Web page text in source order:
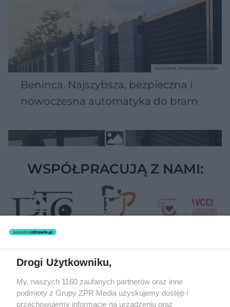
Beninca. Najszybsza, bezpieczna i
nowoczesna automatyka do bram
MATERIAŁ SPONSOROWANY
WSPÓŁPRACUJĄ Z NAMI:
Żaden utwór zamieszczony w serwisie nie może być powielany i
rozpowszechniany lub dalej rozpowszechniany w jakikolwiek sposób
(w tym także elektroniczny lub mechaniczny) na jakimkolwiek polu
eksploatacji w jakiejkolwiek formie, włącznie z umieszczaniem w
Drogi Użytkowniku,
My, naszych 1160 zaufanych partnerów oraz inne
podmioty z Grupy ZPR Media uzyskujemy dostęp i
przechowujemy informacje na urządzeniu oraz